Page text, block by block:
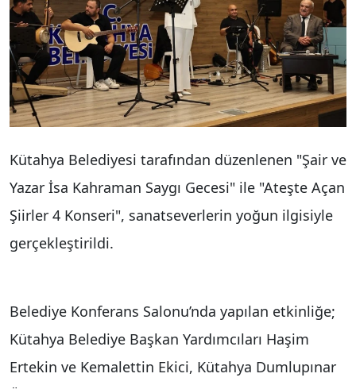
Kütahya Belediyesi tarafından düzenlenen "Şair ve
Yazar İsa Kahraman Saygı Gecesi" ile "Ateşte Açan
Şiirler 4 Konseri", sanatseverlerin yoğun ilgisiyle
gerçekleştirildi.
Belediye Konferans Salonu’nda yapılan etkinliğe;
Kütahya Belediye Başkan Yardımcıları Haşim
Ertekin ve Kemalettin Ekici, Kütahya Dumlupınar